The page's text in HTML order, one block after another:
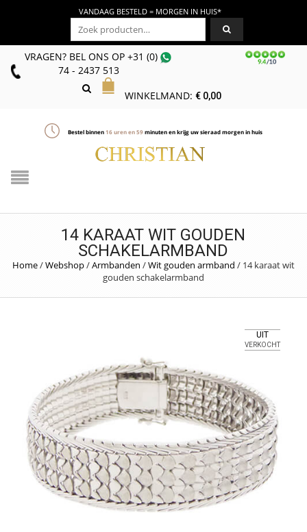
VANDAAG BESTELD = MORGEN IN HUIS*
Zoeken naar:
VRAGEN? BEL ONS OP+31 (0)
74 - 2437 513
WINKELMAND: €0,00
Bestel binnen16uren en59minuten en krijg uw sieraad morgen in huis
14 KARAAT WIT GOUDEN
SCHAKELARMBAND
Home/Webshop/Armbanden /Wit gouden armband / 14 karaat wit
gouden schakelarmband
UIT
VERKOCHT